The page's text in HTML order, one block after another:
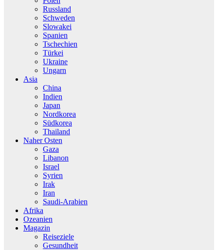
Russland
Schweden
Slowakei
Spanien
Tschechien
Türkei
Ukraine
Ungarn
Asia
China
Indien
Japan
Nordkorea
Südkorea
Thailand
Naher Osten
Gaza
Libanon
Israel
Syrien
Irak
Iran
Saudi-Arabien
Afrika
Ozeanien
Magazin
Reiseziele
Gesundheit